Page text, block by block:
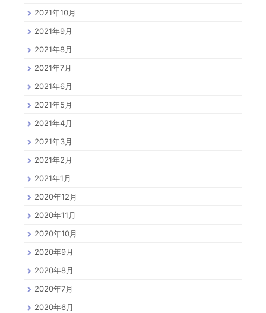
2021年10月
2021年9月
2021年8月
2021年7月
2021年6月
2021年5月
2021年4月
2021年3月
2021年2月
2021年1月
2020年12月
2020年11月
2020年10月
2020年9月
2020年8月
2020年7月
2020年6月